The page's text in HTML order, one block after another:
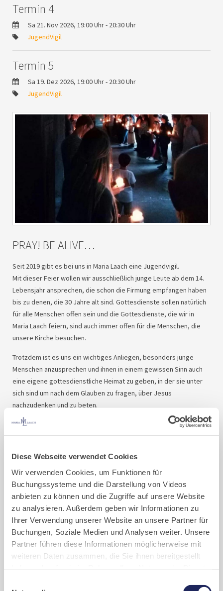
Diese Webseite verwendet Cookies
Wir verwenden Cookies, um Funktionen für
Buchungssysteme und die Darstellung von Videos
anbieten zu können und die Zugriffe auf unsere Website
zu analysieren. Außerdem geben wir Informationen zu
Ihrer Verwendung unserer Website an unsere Partner für
Buchungen, Soziale Medien und Analysen weiter. Unsere
Partner führen diese Informationen möglicherweise mit
weiteren Daten zusammen, die Sie ihnen bereitgestellt
Termin 4
Sa 21. Nov 2026, 19:00 Uhr - 20:30 Uhr
JugendVigil
Termin 5
Sa 19. Dez 2026, 19:00 Uhr - 20:30 Uhr
JugendVigil
PRAY! BE ALIVE…
Seit 2019 gibt es bei uns in Maria Laach eine Jugendvigil.
Mit dieser Feier wollen wir ausschließlich junge Leute ab dem 14.
Lebensjahr ansprechen, die schon die Firmung empfangen haben
bis zu denen, die 30 Jahre alt sind. Gottesdienste sollen natürlich
für alle Menschen offen sein und die Gottesdienste, die wir in
Maria Laach feiern, sind auch immer offen für die Menschen, die
unsere Kirche besuchen.
Trotzdem ist es uns ein wichtiges Anliegen, besonders junge
Menschen anzusprechen und ihnen in einem gewissen Sinn auch
eine eigene gottesdienstliche Heimat zu geben, in der sie unter
sich sind um nach dem Glauben zu fragen, über Jesus
nachzudenken und zu beten.
Elemente wie Lobpreis, Prozessionen, Gebete, Lesungen oder
Katechese sollen den ganzen Menschen mit all seinen Sinnen
Neben den Mönchen sind auch Gäste eingeladen, das Evangelium
Nach jeder Jugendvigil sind alle noch zum Beisammensein ins
Kloster eingeladen.
Die Jugendvigil findet normalerweise jeden dritten Samstag im
Monat statt.